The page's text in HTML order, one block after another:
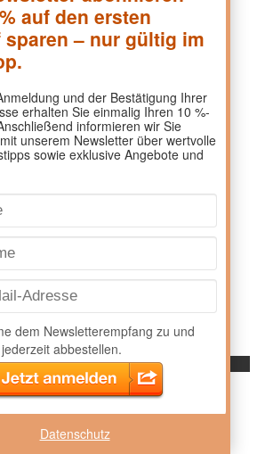
einem Produkt? Dann kontaktieren Sie
Datenschutz